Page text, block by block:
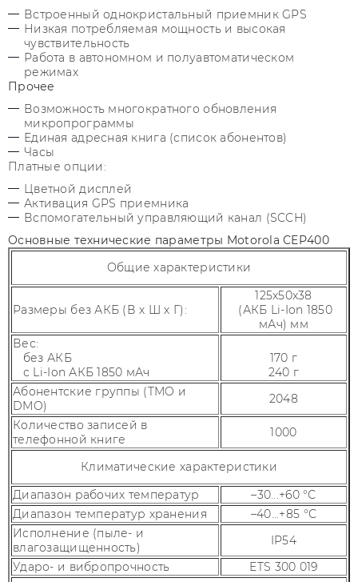
Встроенный однокристальный приемник GPS
Низкая потребляемая мощность и высокая
чувствительность
Работа в автономном и полуавтоматическом
режимах
Прочее
Возможность многократного обновления
микропрограммы
Единая адресная книга (список абонентов)
Часы
Платные опции:
Цветной дисплей
Активация GPS приемника
Вспомогательный управляющий канал (SCCH)
Основные технические параметры Motorola CEP400
Общие характеристики
Размеры без АКБ (В х Ш х Г):
125x50x38
(АКБ Li-Ion 1850
мАч) мм
Вес:
без АКБ
с Li-Ion АКБ 1850 мАч
170 г
240 г
Абонентские группы (TMO и
DMO)
2048
Количество записей в
телефонной книге
1000
Климатические характеристики
Диапазон рабочих температур
–30...+60 °С
Диапазон температур хранения
–40...+85 °С
Исполнение (пыле- и
влагозащищенность)
IP54
Ударо- и вибропрочность
ETS 300 019